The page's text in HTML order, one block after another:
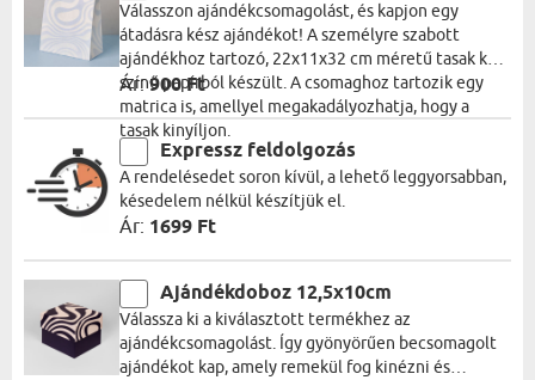
Válasszon ajándékcsomagolást, és kapjon egy
átadásra kész ajándékot! A személyre szabott
ajándékhoz tartozó, 22x11x32 cm méretű tasak kék
színű papírból készült. A csomaghoz tartozik egy
matrica is, amellyel megakadályozhatja, hogy a
tasak kinyíljon.
Ár:900 Ft
Expressz feldolgozás
A rendelésedet soron kívül, a lehető leggyorsabban,
késedelem nélkül készítjük el.
Ár: 1699 Ft
Ajándékdoboz 12,5x10cm
Válassza ki a kiválasztott termékhez az
ajándékcsomagolást. Így gyönyörűen becsomagolt
ajándékot kap, amely remekül fog kinézni és